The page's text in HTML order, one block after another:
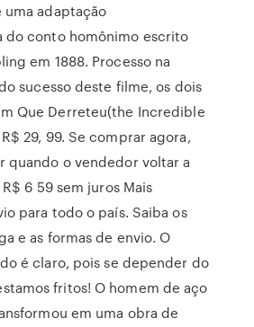
uma adaptação
do conto homônimo escrito
em 1888. Processo na
sucesso deste filme, os dois
Que Derreteu(the Incredible
29, 99. Se comprar agora,
quando o vendedor voltar a
6 59 sem juros Mais
para todo o país. Saiba os
e as formas de envio. O
é claro, pois se depender do
fritos! O homem de aço
em uma obra de